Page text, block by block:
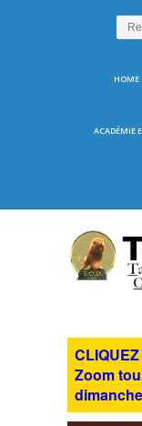
HOME
ACADÉMIE
Zoom